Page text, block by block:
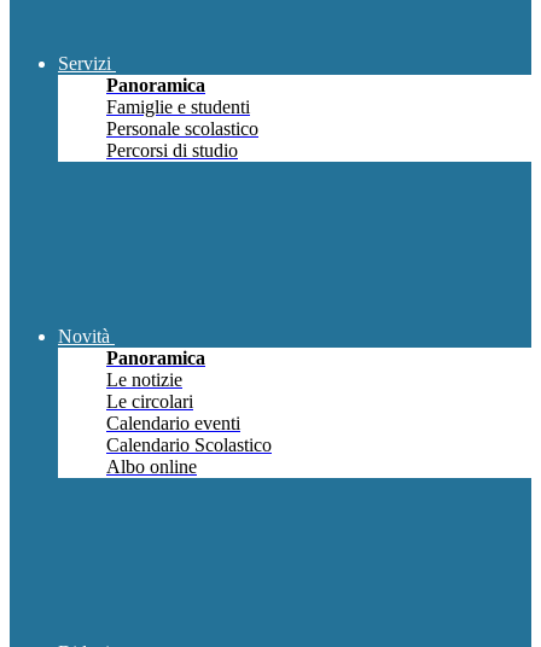
Servizi
Panoramica
Famiglie e studenti
Personale scolastico
Percorsi di studio
Novità
Panoramica
Le notizie
Le circolari
Calendario eventi
Calendario Scolastico
Albo online